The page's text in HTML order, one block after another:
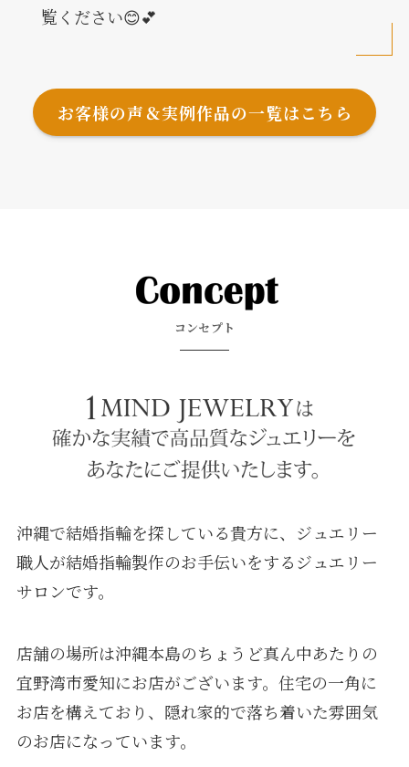
覧ください😊💕
お客様の声＆実例作品の一覧はこちら
コンセプト
沖縄で結婚指輪を探している貴方に、ジュエリー
職人が結婚指輪製作のお手伝いをするジュエリー
サロンです。
店舗の場所は沖縄本島のちょうど真ん中あたりの
宜野湾市愛知にお店がございます。住宅の一角に
お店を構えており、隠れ家的で落ち着いた雰囲気
のお店になっています。